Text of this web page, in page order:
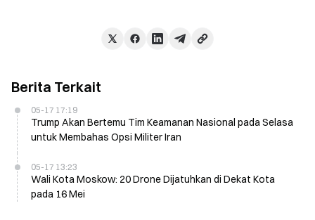
Berita Terkait
05-17 17:19
Trump Akan Bertemu Tim Keamanan Nasional pada Selasa
untuk Membahas Opsi Militer Iran
05-17 13:23
Wali Kota Moskow: 20 Drone Dijatuhkan di Dekat Kota
pada 16 Mei